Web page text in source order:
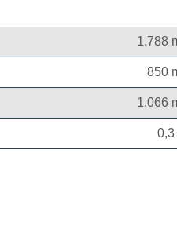
1.788
850
1.066
0,3